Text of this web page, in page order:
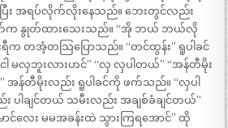
ပြီး အရပ်လိုက်လိုးနေသည်။ ဘေးတွင်လည်း
နွုတ်ထားသေးသည်။ “အို ဘယ် ဘယ်လို
က တအံ့တသြပြောသည်။ “တင်ထွန်း” ရူပါခင်
ါ မလှဘူးလားဟင်” “လှ လှပါတယ်” “အန်တီမိုး
န်တီမိုးလည်း ရူပါခင်ကို ဖက်သည်။ “လှပါ
ပါချင်တယ် သမီးလည်း အချစ်ခံချင်တယ်”
ာင်လေး မမအခန်းထဲ သွားကြရအောင်” ထို